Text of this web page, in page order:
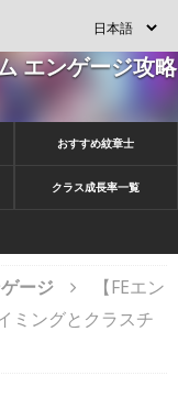
エンゲージ攻略
おすすめ紋章士
クラス成長率一覧
ージ
【FEエン
ミングとクラスチ